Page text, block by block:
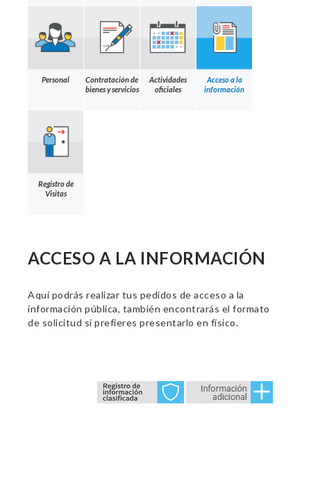
Personal
Contratación de
bienes y servicios
Actividades
oficiales
Acceso a la
información
Registro de
Visitas
ACCESO A LA INFORMACIÓN
Aquí podrás realizar tus pedidos de acceso a la
información pública, también encontrarás el formato
de solicitud si prefieres presentarlo en físico.